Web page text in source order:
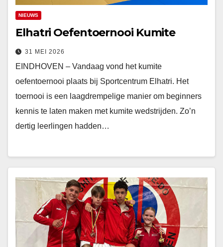
NIEUWS
Elhatri Oefentoernooi Kumite
31 MEI 2026
EINDHOVEN – Vandaag vond het kumite
oefentoernooi plaats bij Sportcentrum Elhatri. Het
toernooi is een laagdrempelige manier om beginners
kennis te laten maken met kumite wedstrijden. Zo’n
dertig leerlingen hadden…